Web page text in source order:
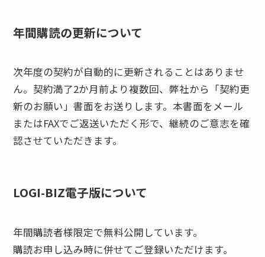
年間購読の更新について
次年度の契約が自動的に更新されることはありませ
ん。契約満了2か月前より複数回、弊社から「契約更
新のお願い」書面をお送りします。本書面をメール
またはFAXでご返送いただく形で、継続のご意志を確
認させていただきます。
LOGI-BIZ電子版について
年間購読者様限定で無料公開しています。
購読お申し込み時に併せてご登録いただけます。